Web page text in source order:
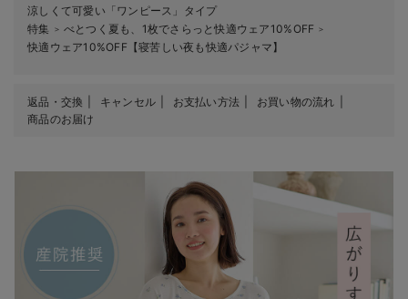
涼しくて可愛い「ワンピース」タイプ
特集
＞ べとつく夏も、1枚でさらっと快適ウェア10%OFF ＞
快適ウェア10%OFF【寝苦しい夜も快適パジャマ】
返品・交換 キャンセル お支払い方法
お買い物の流れ
商品のお届け